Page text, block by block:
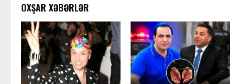
OXŞAR XƏBƏRLƏR